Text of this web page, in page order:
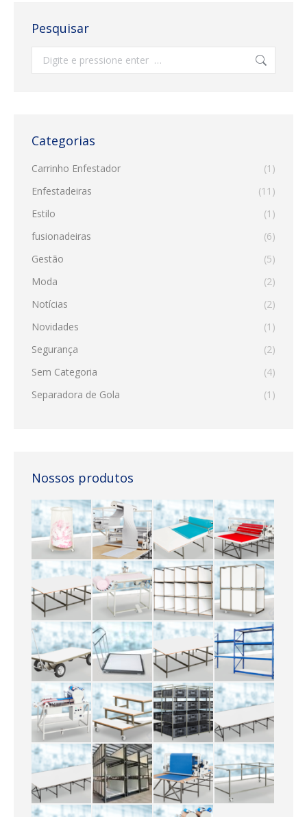
Pesquisar
Search:
Categorias
Carrinho Enfestador
(1)
Enfestadeiras
(11)
Estilo
(1)
fusionadeiras
(6)
Gestão
(5)
Moda
(2)
Notícias
(2)
Novidades
(1)
Segurança
(2)
Sem Categoria
(4)
Separadora de Gola
(1)
Nossos produtos